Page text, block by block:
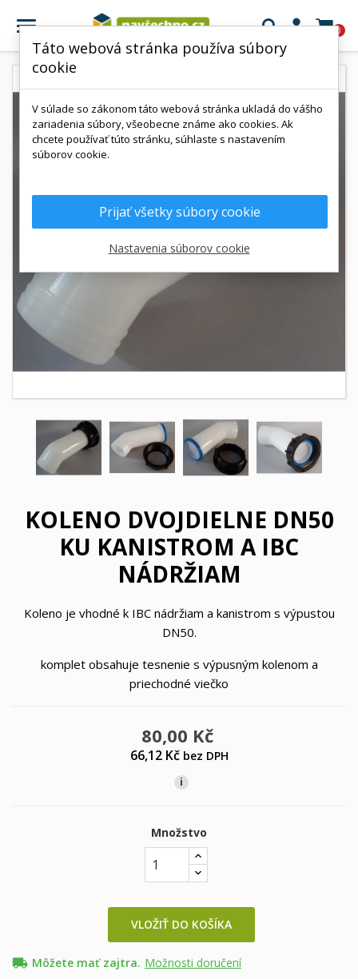
 0
KOLENO DVOJDIELNE DN50
KU KANISTROM A IBC
NÁDRŽIAM
Koleno je vhodné k IBC nádržiam a kanistrom s výpustou
DN50.
komplet obsahuje tesnenie s výpusným kolenom a
priechodné viečko
80,00 Kč
66,12 Kč bez DPH
i
Množstvo
VLOŽIŤ DO KOŠÍKA
local_shipping Môžete mať zajtra. Možnosti doručení
Táto webová stránka používa súbory
cookie
V súlade so zákonom táto webová stránka ukladá do vášho
zariadenia súbory, všeobecne známe ako cookies. Ak
chcete používať túto stránku, súhlaste s nastavením
súborov cookie.
Prijať všetky súbory cookie
Nastavenia súborov cookie